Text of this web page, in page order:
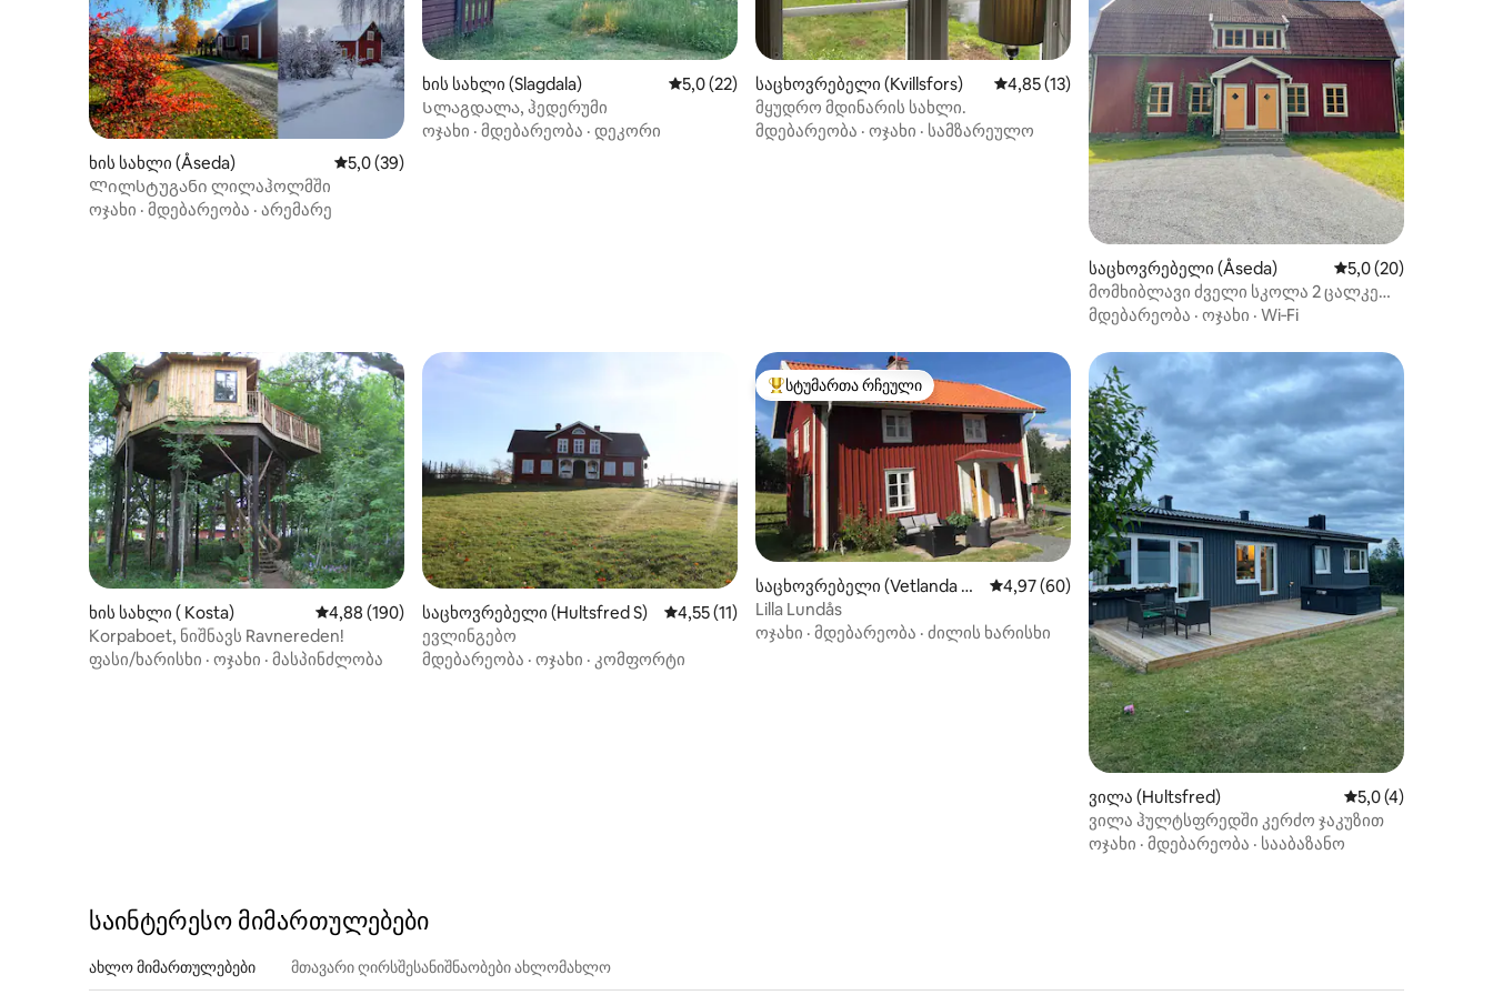
ხის სახლი (Åseda) საშუალო შეფასებაა 5‑დან 5,0, 39 მიმოხილვა
5,0 (39)
Ლილსტუგანი ლილაჰოლმში
ოჯახი · მდებარეობა · არემარე
ხის სახლი (Slagdala) საშუალო შეფასებაა 5‑დან 5,0, 22 მიმოხილვა
5,0 (22)
Სლაგდალა, ჰედერუმი
ოჯახი · მდებარეობა · დეკორი
საცხოვრებელი (Kvillsfors) საშუალო შეფასებაა 5‑დან 4,85, 13 მიმოხილვა
4,85 (13)
მყუდრო მდინარის სახლი.
მდებარეობა · ოჯახი · სამზარეულო
საცხოვრებელი (Åseda) საშუალო
5,0 (20)
მომხიბლავი ძველი სკოლა 2 ცალკე
ბინით
მდებარეობა · ოჯახი · Wi‑Fi
ხის სახლი ( Kosta) საშუალო შეფასებაა 5‑დან 4,88, 190 მიმოხილვა
4,88 (190)
Korpaboet, ნიშნავს Ravnereden!
ფასი/ხარისხი · ოჯახი · მასპინძლობა
საცხოვრებელი (Hultsfred S) საშუალო შეფასებაა 5‑დან 4,55, 11 მიმოხილვა
4,55 (11)
ევლინგებო
მდებარეობა · ოჯახი · კომფორტი
სტუმართა რჩეული მოწინავე ვარიანტი
სტუმართა რჩეული
საცხოვრებელი (Vetlanda S
O)
საშუალო შეფასებაა 5‑დან 4,97, 60 მიმოხილვა
4,97 (60)
Lilla Lundås
ოჯახი · მდებარეობა · ძილის ხარისხი
ვილა (Hultsfred) საშუალო
5,0 (4)
ვილა ჰულტსფრედში კერძო ჯაკუზით
ოჯახი · მდებარეობა · სააბაზანო
საინტერესო მიმართულებები
ახლო მიმართულებები მთავარი ღირსშესანიშნაობები ახლომახლო